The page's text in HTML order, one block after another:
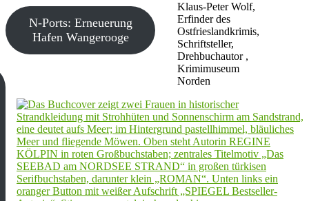
Klaus-Peter Wolf,
Erfinder des
Ostfrieslandkrimis,
Schriftsteller,
Drehbuchautor ,
Krimimuseum
Norden
N-Ports: Erneuerung
Hafen Wangerooge